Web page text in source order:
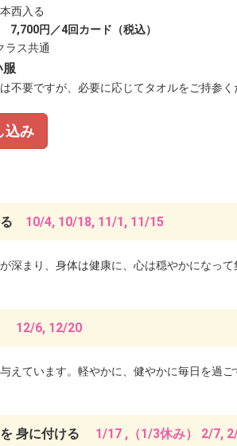
西入る
円／4回カード（税込）
ラス共通
服
不要ですが、必要に応じてタオルをご持参く
込み
る 10/4, 10/18, 11/1, 11/15
深まり、身体は健康に、心は穏やかになっ
12/6, 12/20
えています。軽やかに、健やかに毎日を過
を 身に付ける 1/17 ,（1/3休み） 2/7,